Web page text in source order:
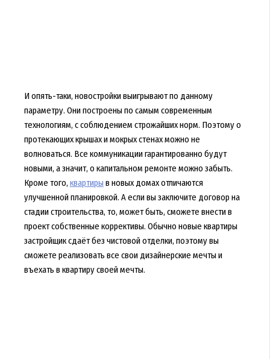
И опять-таки, новостройки выигрывают по данному
параметру. Они построены по самым современным
технологиям, с соблюдением строжайших норм. Поэтому о
протекающих крышах и мокрых стенах можно не
волноваться. Все коммуникации гарантированно будут
новыми, а значит, о капитальном ремонте можно забыть.
Кроме того, квартиры в новых домах отличаются
улучшенной планировкой. А если вы заключите договор на
стадии строительства, то, может быть, сможете внести в
проект собственные коррективы. Обычно новые квартиры
застройщик сдаёт без чистовой отделки, поэтому вы
сможете реализовать все свои дизайнерские мечты и
въехать в квартиру своей мечты.